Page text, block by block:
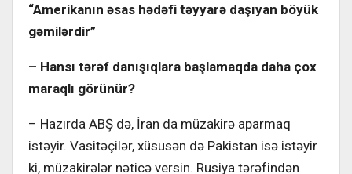
“Amerikanın əsas hədəfi təyyarə daşıyan böyük
gəmilərdir”
– Hansı tərəf danışıqlara başlamaqda daha çox
maraqlı görünür?
– Hazırda ABŞ də, İran da müzakirə aparmaq
istəyir. Vasitəçilər, xüsusən də Pakistan isə istəyir
ki, müzakirələr nəticə versin. Rusiya tərəfindən